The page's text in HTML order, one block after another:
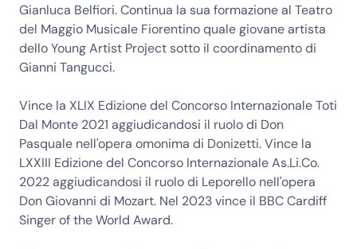
Gianluca Belfiori. Continua la sua formazione al Teatro
del Maggio Musicale Fiorentino quale giovane artista
dello Young Artist Project sotto il coordinamento di
Gianni Tangucci.
Vince la XLIX Edizione del Concorso Internazionale Toti
Dal Monte 2021 aggiudicandosi il ruolo di Don
Pasquale nell'opera omonima di Donizetti. Vince la
LXXIII Edizione del Concorso Internazionale As.Li.Co.
2022 aggiudicandosi il ruolo di Leporello nell'opera
Don Giovanni di Mozart. Nel 2023 vince il BBC Cardiff
Singer of the World Award.